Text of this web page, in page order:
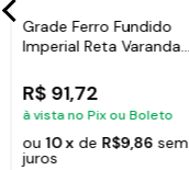
Grade Ferro Fundido
Imperial Reta Varanda
R$ 91,72
à vista no Pix ou Boleto
ou10 x de R$9,86 sem
juros